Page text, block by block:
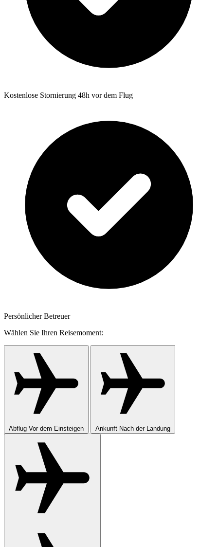
Kostenlose Stornierung 48h vor dem Flug
Persönlicher Betreuer
Wählen Sie Ihren Reisemoment:
Abflug Vor dem Einsteigen Ankunft Nach der Landung